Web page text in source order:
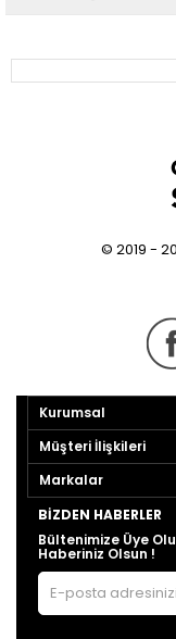
© 2019 -
Kurumsal
Müşteri İlişkileri
Markalar
BIZDEN HABERLER
Bültenimize Üye
Haberiniz Olsun !